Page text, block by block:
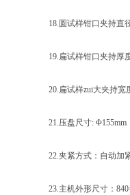
18.圆试样钳口夹持直
19.扁试样钳口夹持厚度
20.扁试样zui大夹持宽
21.压盘尺寸: Φ155mm
22.夹紧方式：自动加
23.主机外形尺寸：